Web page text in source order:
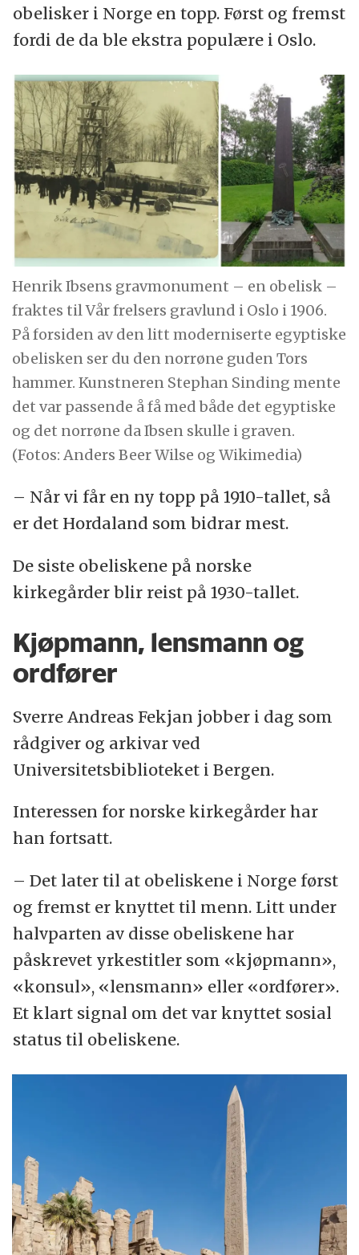
obelisker i Norge en topp. Først og fremst
fordi de da ble ekstra populære i Oslo.
Henrik Ibsens gravmonument – en obelisk –
fraktes til Vår frelsers gravlund i Oslo i 1906.
På forsiden av den litt moderniserte egyptiske
obelisken ser du den norrøne guden Tors
hammer. Kunstneren Stephan Sinding mente
det var passende å få med både det egyptiske
og det norrøne da Ibsen skulle i graven.
(Fotos: Anders Beer Wilse og Wikimedia)
– Når vi får en ny topp på 1910-tallet, så
er det Hordaland som bidrar mest.
De siste obeliskene på norske
kirkegårder blir reist på 1930-tallet.
Kjøpmann, lensmann og
ordfører
Sverre Andreas Fekjan jobber i dag som
rådgiver og arkivar ved
Universitetsbiblioteket i Bergen.
Interessen for norske kirkegårder har
han fortsatt.
– Det later til at obeliskene i Norge først
og fremst er knyttet til menn. Litt under
halvparten av disse obeliskene har
påskrevet yrkestitler som «kjøpmann»,
«konsul», «lensmann» eller «ordfører».
Et klart signal om det var knyttet sosial
status til obeliskene.